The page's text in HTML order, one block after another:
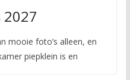
mooie foto’s alleen, en
piepklein is en